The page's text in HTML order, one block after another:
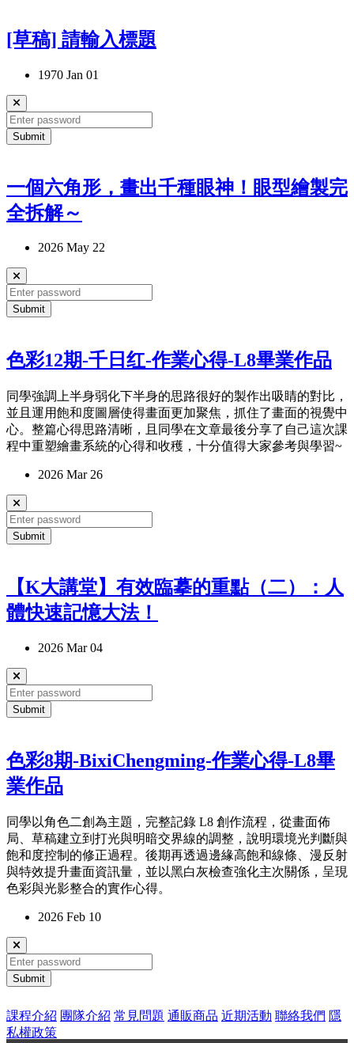
[草稿] 請輸入標題
1970 Jan 01
Submit
一個六角形，畫出千種眼神！眼型繪製完
全拆解～
2026 May 22
Submit
色彩12期-千日红-作業心得-L8畢業作品
同學強調上半身弱化下半身的思路很好的製作出吸睛的對比，
並且運用飽和度圖層使得畫面更加聚焦，抓住了畫面的視覺中
心。整篇心得思路清晰，且同學在文章最後分享了自己這次課
程中重塑繪畫系統的心得和收穫，十分值得大家參考與學習~
2026 Mar 26
Submit
【K大講堂】有效臨摹的重點（二）：人
體快速記憶大法！
2026 Mar 04
Submit
色彩8期-BixiChengming-作業心得-L8畢
業作品
同學以角色二創為主題，完整記錄 L8 創作流程，從畫面佈
局、草稿建立到打光與明暗交界線的調整，說明環境光判斷與
飽和度控制的修正過程。後期再透過邊緣高飽和線條、漫反射
與特效提升畫面資訊量，並以黑白灰檢查強化主次關係，呈現
色彩與光影整合的實作心得。
2026 Feb 10
Submit
課程介紹 團隊介紹 常見問題 通販商品 近期活動 聯絡我們 隱
私權政策